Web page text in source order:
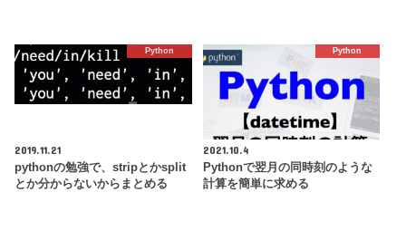
Python
2019.11.21
pythonの勉強で、stripとかsplit
とか分からないからまとめる
Python
2021.10.4
Pythonで翌月の同時刻のような
計算を簡単に求める